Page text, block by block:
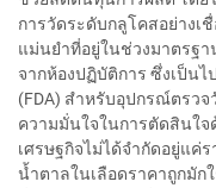
การวัดระดับกลูโคสอย่างเ
แม่นยำที่อยู่ในช่วงมาตรฐา
จากห้องปฏิบัติการ ซึ่งเป็น
(FDA) สำหรับอุปกรณ์ตรว
ความมั่นใจในการตัดสินใ
เศรษฐกิจไม่ได้จำกัดอยู่แค่
น้ำตาลในเลือดราคาถูกมั